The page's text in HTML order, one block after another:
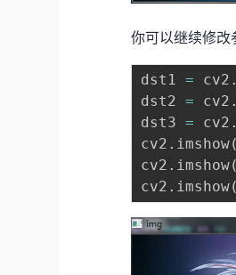
你可以继续修改
dst1 = cv2
dst2 = cv2
dst3 = cv2
cv2 . imshow(
cv2 . imshow(
cv2 . imshow(